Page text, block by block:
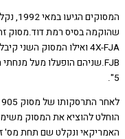
להוציא את המסוק